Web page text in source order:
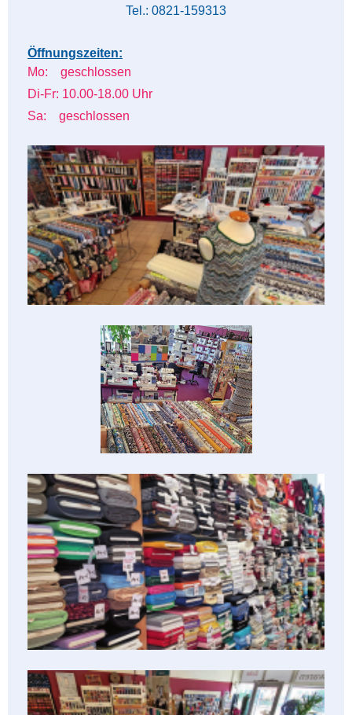
Tel.: 0821-159313
Öffnungszeiten:
Mo: geschlossen
Di-Fr: 10.00-18.00 Uhr
Sa: geschlossen